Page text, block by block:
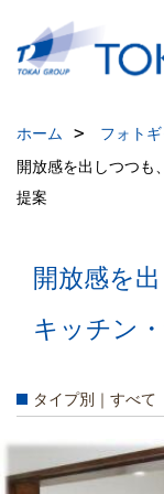
ホーム フォト
開放感を出しつつも
提案
開放感を
キッチン
タイプ別｜すべて